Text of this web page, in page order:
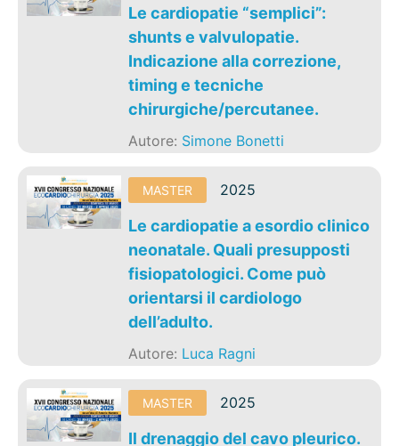
Le cardiopatie “semplici”:
shunts e valvulopatie.
Indicazione alla correzione,
timing e tecniche
chirurgiche/percutanee.
Autore: Simone Bonetti
MASTER 2025
Le cardiopatie a esordio clinico
neonatale. Quali presupposti
fisiopatologici. Come può
orientarsi il cardiologo
dell’adulto.
Autore: Luca Ragni
MASTER 2025
Il drenaggio del cavo pleurico.